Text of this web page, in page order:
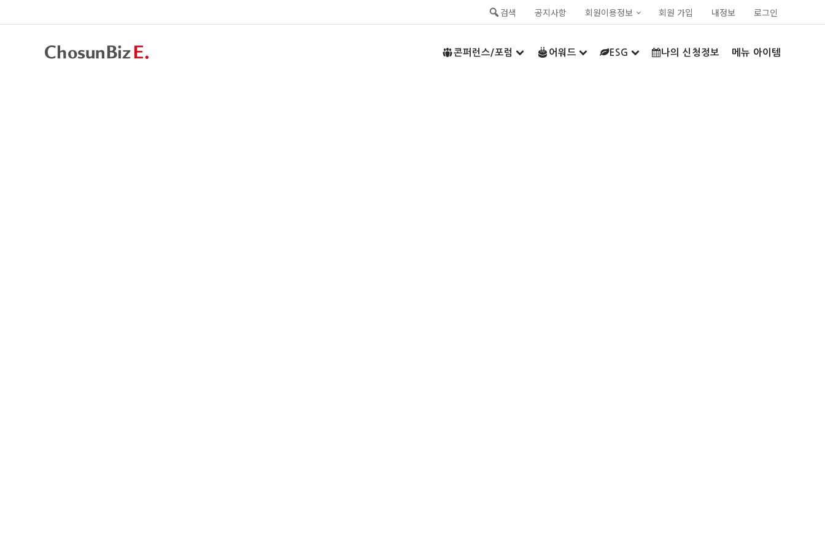
검색 공지사항 회원이용정보 회원 가입 내정보 로그인
콘퍼런스/포럼 어워드 ESG 나의 신청정보 메뉴 아이템